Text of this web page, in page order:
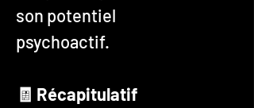
son potentiel
psychoactif.
🧾 Récapitulatif